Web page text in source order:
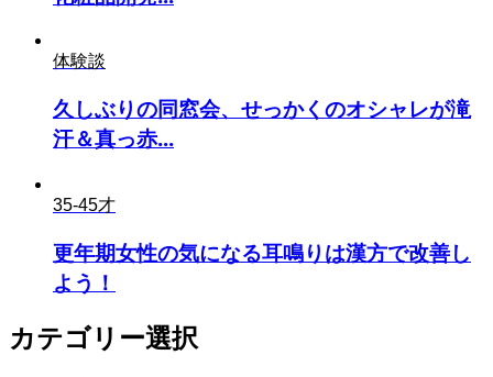
体験談
久しぶりの同窓会、せっかくのオシャレが滝
汗＆真っ赤...
35-45才
更年期女性の気になる耳鳴りは漢方で改善し
よう！
カテゴリー選択